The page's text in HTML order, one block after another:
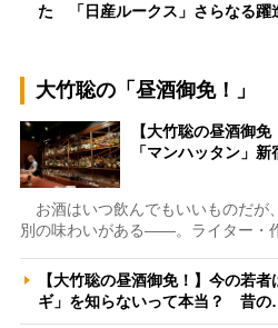
た 「日産ルークス」さらなる
大竹聡の「昼酒御免！」
【大竹聡の昼酒御
「マンハッタン」
お酒はいつ飲んでもいいものだが
別の味わいがある――。ライター・
【大竹聡の昼酒御免！】今の若
ギ」を知らないって本当？ 昔